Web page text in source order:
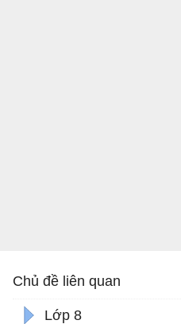
Chủ đề liên quan
Lớp 8